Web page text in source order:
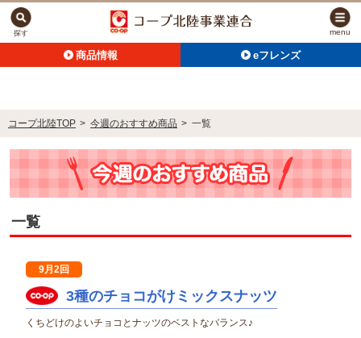
商品情報 eフレンズ
探す menu
コープ北陸TOP > 今週のおすすめ商品 > 一覧
一覧
9月2回
3種のチョコがけミックスナッツ
くちどけのよいチョコとナッツのベストなバランス♪